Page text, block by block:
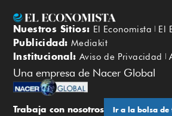
Nuestros Sitios: El Economista El
Publicidad: Mediakit
Institucional: Aviso de Privacidad
Una empresa de Nacer Global
Trabaja con nosotros Ir a la bolsa de